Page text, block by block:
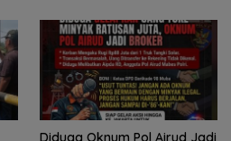
Diduga Oknum Pol Airud Jadi